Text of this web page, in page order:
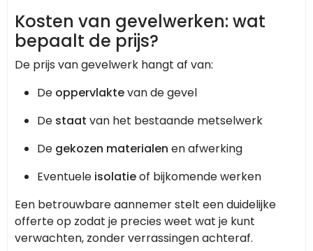
Kosten van gevelwerken: wat
bepaalt de prijs?
De prijs van gevelwerk hangt af van:
De oppervlaktevan de gevel
De staat van het bestaande metselwerk
De gekozen materialen en afwerking
Eventuele isolatieof bijkomende werken
Een betrouwbare aannemer stelt een duidelijke
offerte op zodat je precies weet wat je kunt
verwachten, zonder verrassingen achteraf.